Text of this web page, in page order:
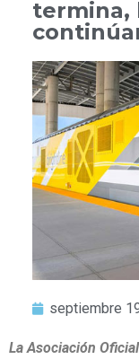
termina,
septiembre
La Asociación